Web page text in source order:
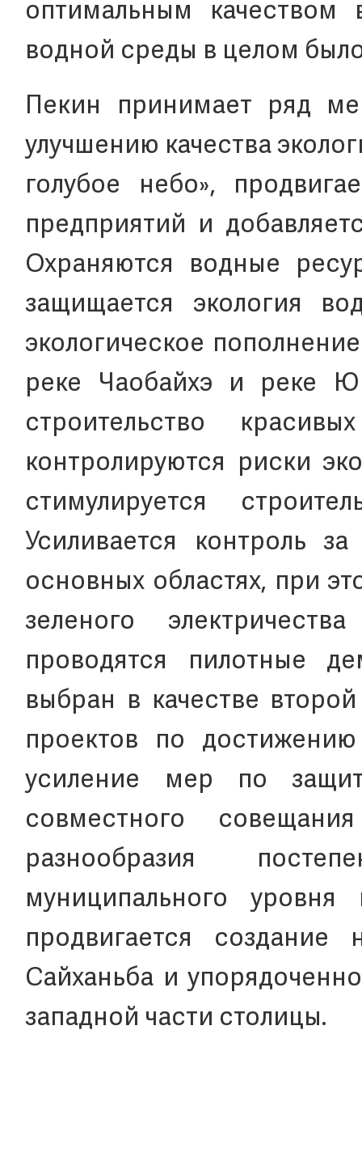
оптимальным качеством
водной среды в целом
Пекин принимает ряд
улучшению качества
голубое небо»,
предприятий и
Охраняются водные
защищается экология
экологическое
реке Чаобайхэ и реке
строительство
контролируются риски
стимулируется
Усиливается контроль
основных областях, при
зеленого
проводятся пилотные
выбран в качестве
проектов по
усиление мер по
совместного
разнообразия
муниципального
продвигается создание
Сайханьба и
западной части столицы.